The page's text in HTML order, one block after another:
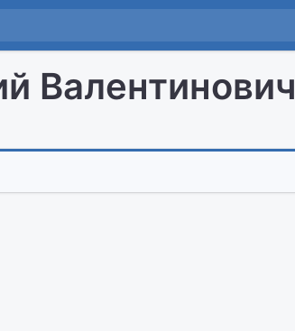
Валентинович